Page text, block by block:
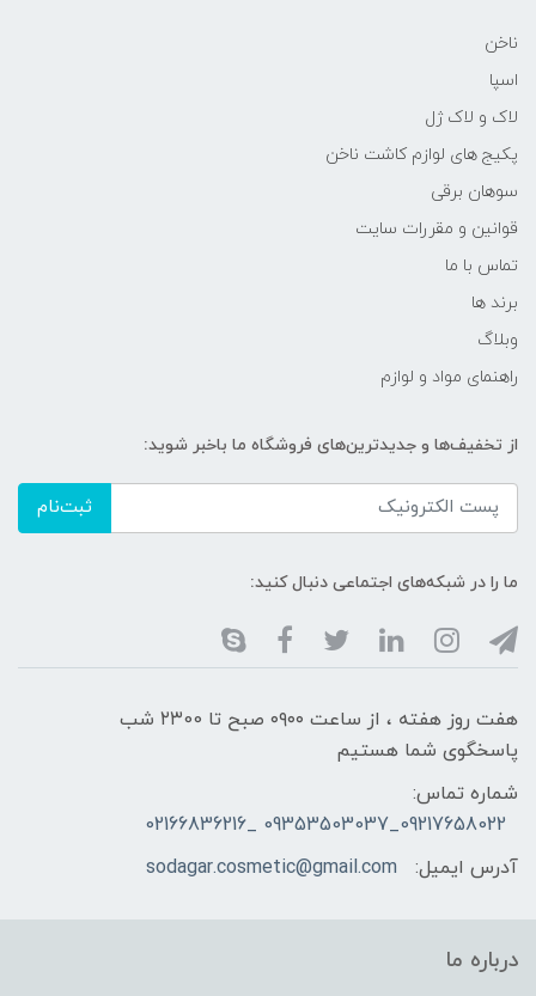
ناخن
اسپا
لاک و لاک ژل
پکیج های لوازم کاشت ناخن
سوهان برقی
قوانین و مقررات سایت
تماس با ما
برند ها
وبلاگ
راهنمای مواد و لوازم
از تخفیف‌ها و جدیدترین‌های فروشگاه ما باخبر شوید:
ثبت‌نام
ما را در شبکه‌های اجتماعی دنبال کنید:
هفت روز هفته ، از ساعت ۰۹۰۰ صبح تا ۲۳00 شب
پاسخگوی شما هستیم
شماره تماس:
09217658022_09353503037 _02166836216
آدرس ایمیل:
sodagar.cosmetic@gmail.com
درباره ما